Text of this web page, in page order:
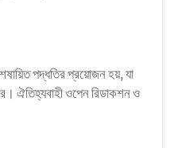
পদ্ধতির প্রয়োজন হয়, যা
ঐতিহ্যবাহী ওপেন রিডাকশন ও
সার্জিক্যাল এক্সপোজার, দীর্ঘ
রিকভারি পিরিয়ড প্রয়োজন করে...